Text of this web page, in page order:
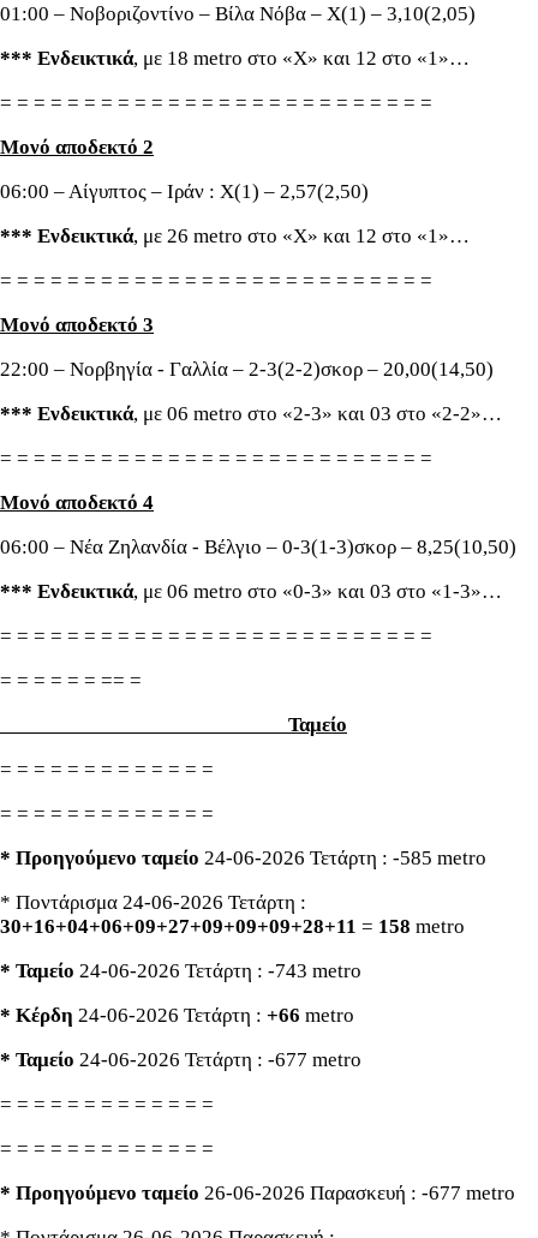
01:00 – Νοβοριζοντίνο – Βίλα Νόβα – Χ(1) – 3,10(2,05)
*** Ενδεικτικά, με 18 metro στο «Χ» και 12 στο «1»…
= = = = = = = = = = = = = = = = = = = = = = = = = =
Μονό αποδεκτό 2
06:00 – Αίγυπτος – Ιράν : Χ(1) – 2,57(2,50)
*** Ενδεικτικά, με 26 metro στο «Χ» και 12 στο «1»…
= = = = = = = = = = = = = = = = = = = = = = = = = =
Μονό αποδεκτό 3
22:00 – Νορβηγία - Γαλλία – 2-3(2-2)σκορ – 20,00(14,50)
*** Ενδεικτικά, με 06 metro στο «2-3» και 03 στο «2-2»…
= = = = = = = = = = = = = = = = = = = = = = = = = =
Μονό αποδεκτό 4
06:00 – Νέα Ζηλανδία - Βέλγιο – 0-3(1-3)σκορ – 8,25(10,50)
*** Ενδεικτικά, με 06 metro στο «0-3» και 03 στο «1-3»…
= = = = = = = = = = = = = = = = = = = = = = = = = =
= = = = = = == =
Ταμείο
= = = = = = = = = = = = =
= = = = = = = = = = = = =
* Προηγούμενο ταμείο 24-06-2026 Τετάρτη : -585 metro
* Ποντάρισμα 24-06-2026 Τετάρτη :
30+16+04+06+09+27+09+09+09+28+11 = 158 metro
* Ταμείο 24-06-2026 Τετάρτη : -743 metro
* Κέρδη 24-06-2026 Τετάρτη : +66 metro
* Ταμείο 24-06-2026 Τετάρτη : -677 metro
= = = = = = = = = = = = =
= = = = = = = = = = = = =
* Προηγούμενο ταμείο 26-06-2026 Παρασκευή : -677 metro